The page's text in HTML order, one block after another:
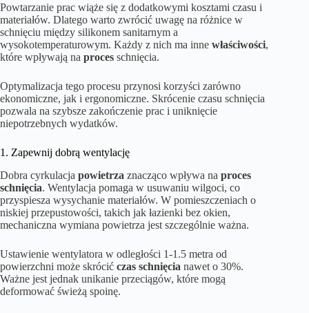
Powtarzanie prac wiąże się z dodatkowymi kosztami czasu i
materiałów. Dlatego warto zwrócić uwagę na różnice w
schnięciu między silikonem sanitarnym a
wysokotemperaturowym. Każdy z nich ma inne właściwości,
które wpływają na proces schnięcia.
Optymalizacja tego procesu przynosi korzyści zarówno
ekonomiczne, jak i ergonomiczne. Skrócenie czasu schnięcia
pozwala na szybsze zakończenie prac i uniknięcie
niepotrzebnych wydatków.
1. Zapewnij dobrą wentylację
Dobra cyrkulacja powietrza znacząco wpływa na proces
schnięcia. Wentylacja pomaga w usuwaniu wilgoci, co
przyspiesza wysychanie materiałów. W pomieszczeniach o
niskiej przepustowości, takich jak łazienki bez okien,
mechaniczna wymiana powietrza jest szczególnie ważna.
Ustawienie wentylatora w odległości 1-1.5 metra od
powierzchni może skrócić czas schnięcia nawet o 30%.
Ważne jest jednak unikanie przeciągów, które mogą
deformować świeżą spoinę.